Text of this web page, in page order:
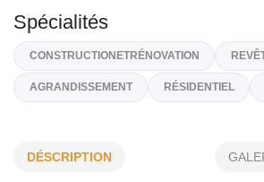
CONSTRUCTION 2 D INC
213, Rang 13, Saint-René-de-
(418) 556-3755
Spécialités
DÉSCRIPTION